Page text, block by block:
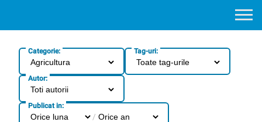
Categorie: Tag-uri:
Autor:
Publicat in:
/